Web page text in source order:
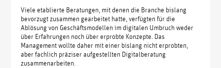
Viele etablierte Beratungen, mit denen die Branche bislang
bevorzugt zusammen gearbeitet hatte, verfügten für die
Ablösung von Geschäftsmodellen im digitalen Umbruch weder
über Erfahrungen noch über erprobte Konzepte. Das
Management wollte daher mit einer bislang nicht erprobten,
aber fachlich präziser aufgestellten Digitalberatung
zusammenarbeiten.